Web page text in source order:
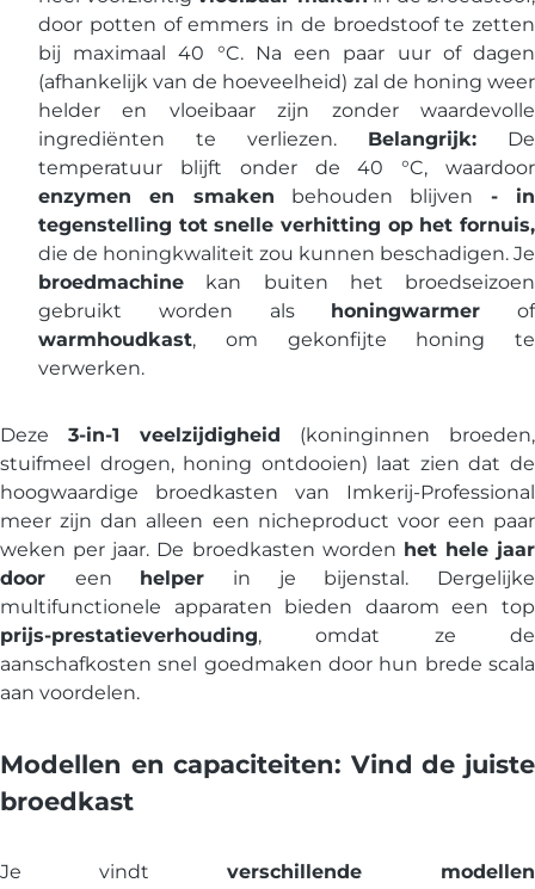
door potten of emmers in de broedstoof te zetten
bij maximaal 40 °C. Na een paar uur of dagen
(afhankelijk van de hoeveelheid) zal de honing weer
helder en vloeibaar zijn zonder waardevolle
ingrediënten te verliezen. Belangrijk: De
temperatuur blijft onder de 40 °C, waardoor
enzymen en smaken behouden blijven - in
tegenstelling tot snelle verhitting op het fornuis,
die de honingkwaliteit zou kunnen beschadigen. Je
broedmachine kan buiten het broedseizoen
gebruikt worden als honingwarmer of
warmhoudkast, om gekonfijte honing te
verwerken.
Deze 3-in-1 veelzijdigheid (koninginnen broeden,
stuifmeel drogen, honing ontdooien) laat zien dat de
hoogwaardige broedkasten van Imkerij-Professional
meer zijn dan alleen een nicheproduct voor een paar
weken per jaar. De broedkasten worden het hele jaar
door een helper in je bijenstal. Dergelijke
multifunctionele apparaten bieden daarom een top
prijs-prestatieverhouding, omdat ze de
aanschafkosten snel goedmaken door hun brede scala
aan voordelen.
Modellen en capaciteiten: Vind de juiste
broedkast
Je vindt verschillende modellen